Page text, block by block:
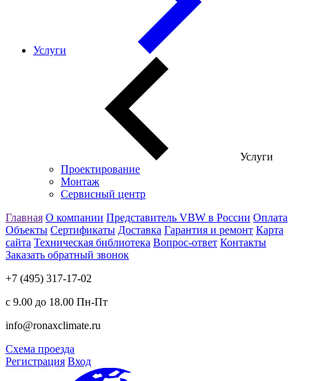
Услуги
Услуги
Проектирование
Монтаж
Сервисный центр
Главная О компании Представитель VBW в России Оплата
Объекты Сертификаты Доставка Гарантия и ремонт Карта
сайта Техническая библиотека Вопрос-ответ Контакты
Заказать обратный звонок
+7 (495) 317-17-02
с 9.00 до 18.00 Пн-Пт
info@ronaxclimate.ru
Схема проезда
Регистрация Вход